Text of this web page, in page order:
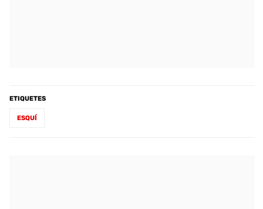
ETIQUETES
ESQUÍ